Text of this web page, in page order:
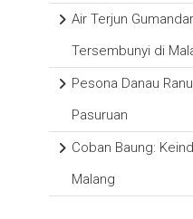
Air Terjun
Tersembunyi di
Pesona Danau
Pasuruan
Coban Baung:
Malang